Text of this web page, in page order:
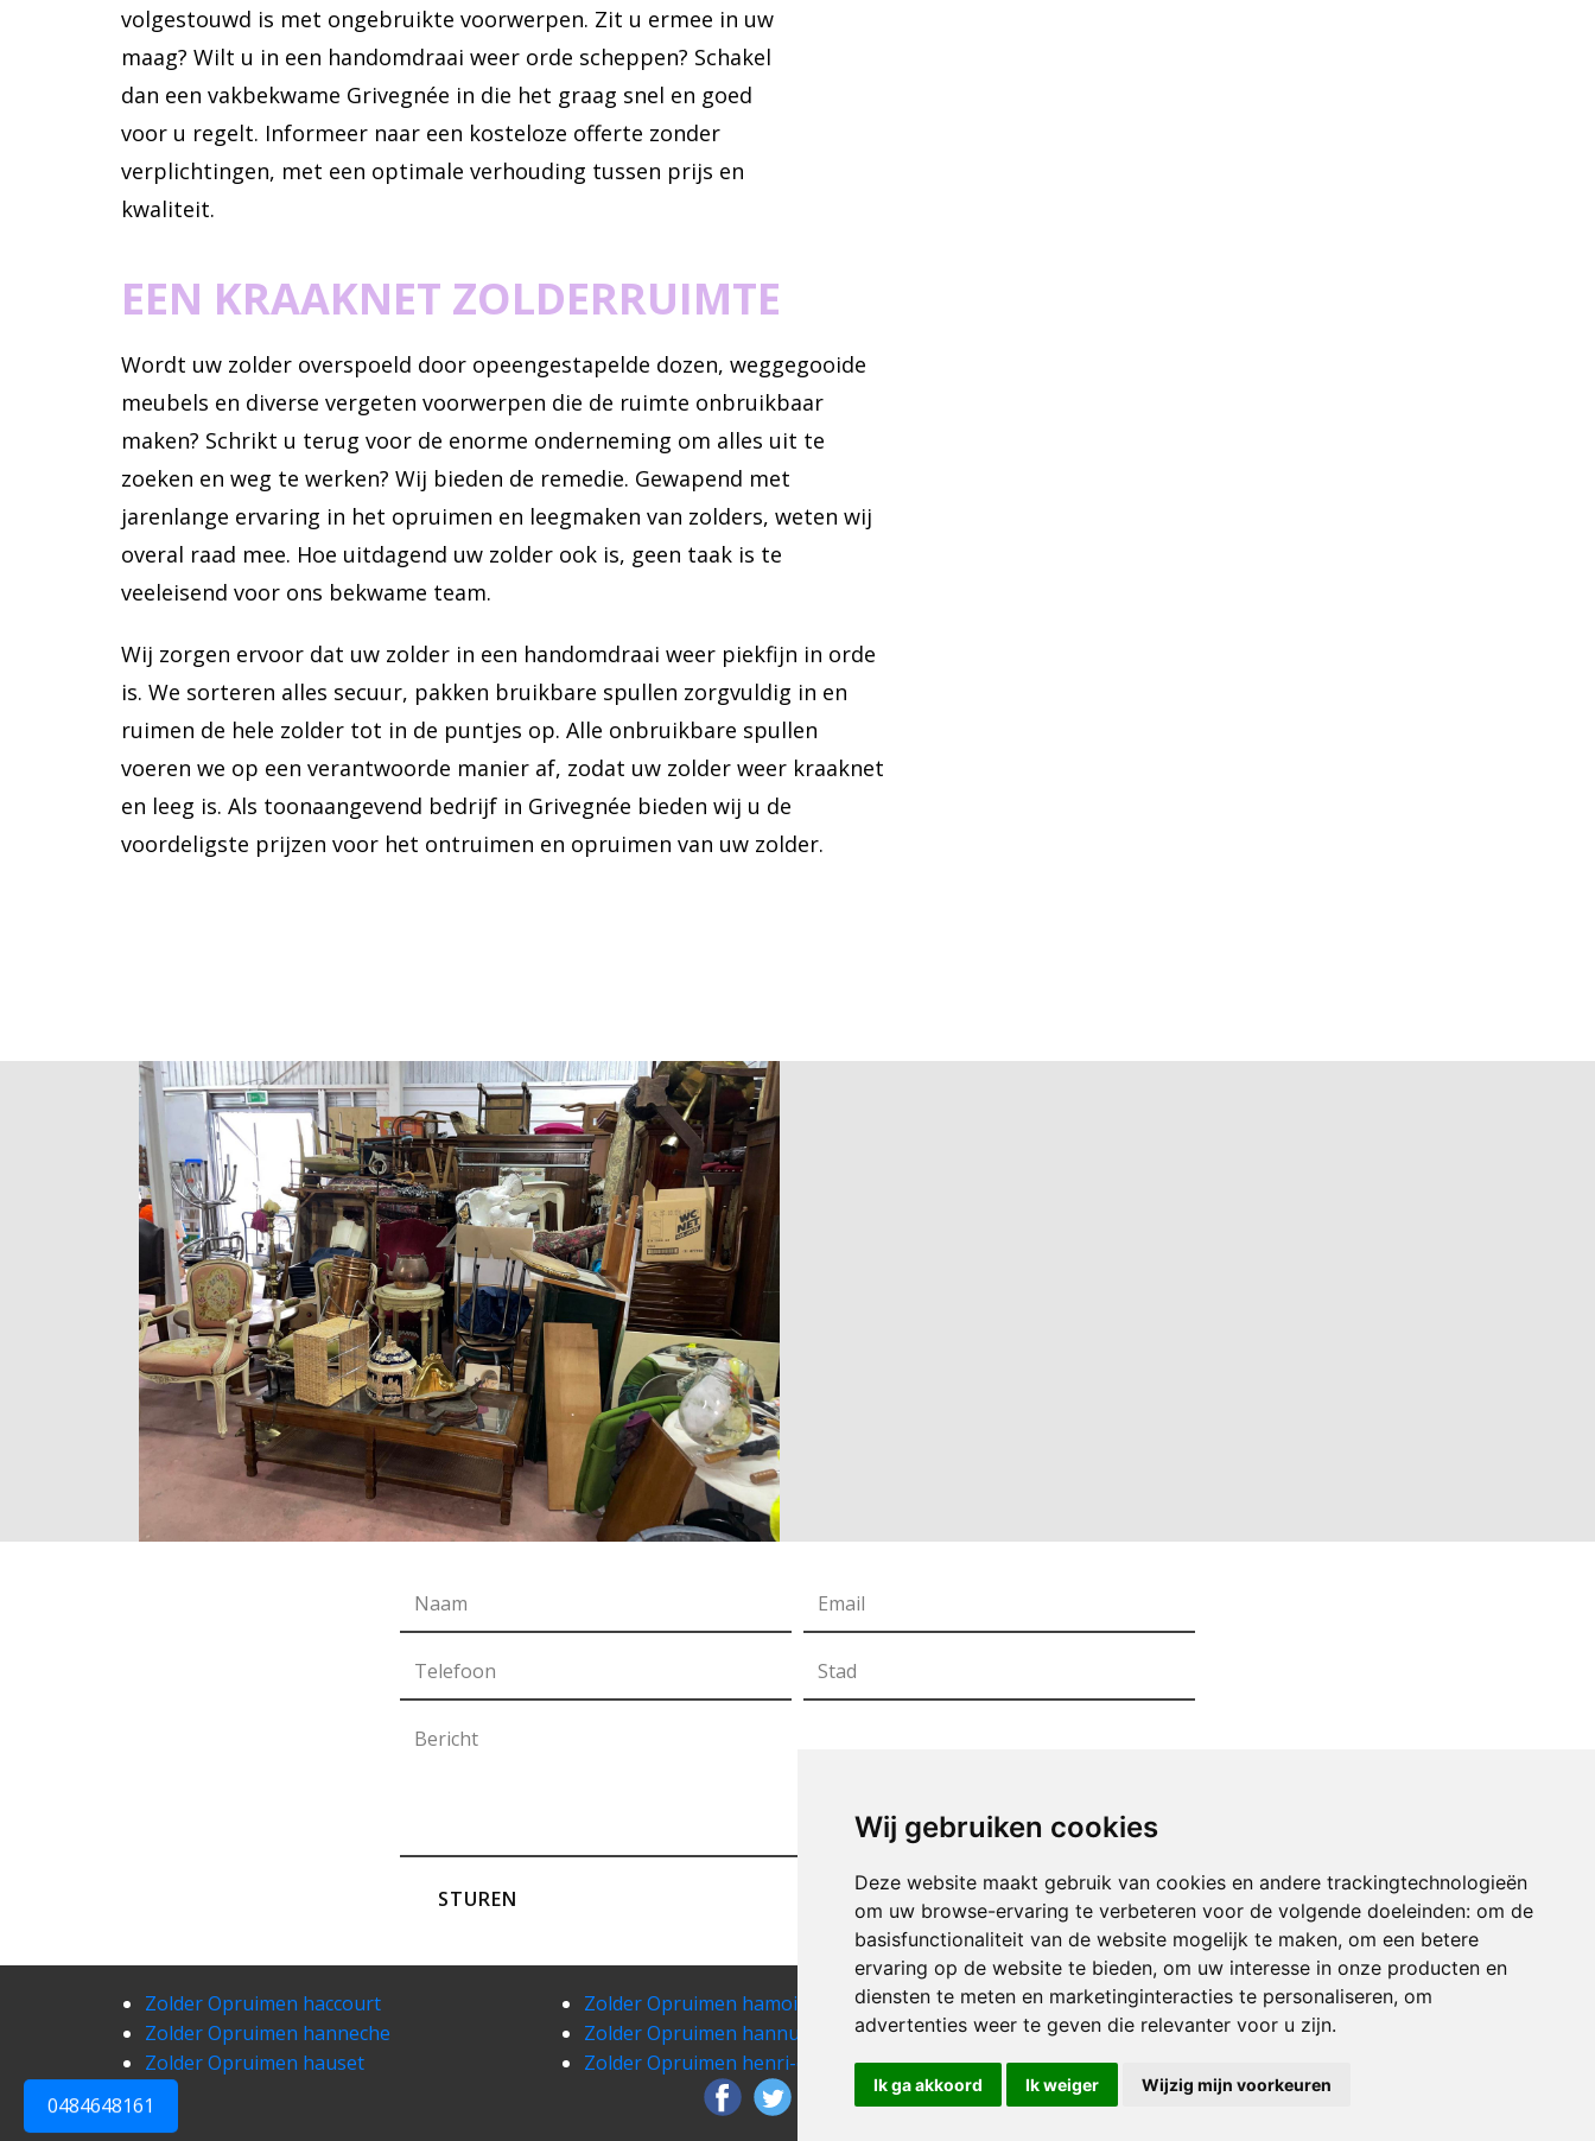
Wij gebruiken cookies
Deze website maakt gebruik van cookies en andere trackingtechnologieën
om uw browse-ervaring te verbeteren voor de volgende doeleinden: om de
basisfunctionaliteit van de website mogelijk te maken, om een betere
ervaring op de website te bieden, om uw interesse in onze producten en
diensten te meten en marketinginteracties te personaliseren, om
advertenties weer te geven die relevanter voor u zijn.
Ik ga akkoord Ik weiger Wijzig mijn voorkeuren
0484648161
volgestouwd is met ongebruikte voorwerpen. Zit u ermee in uw
maag? Wilt u in een handomdraai weer orde scheppen? Schakel
dan een vakbekwame Grivegnée in die het graag snel en goed
voor u regelt. Informeer naar een kosteloze offerte zonder
verplichtingen, met een optimale verhouding tussen prijs en
kwaliteit.
EEN KRAAKNET ZOLDERRUIMTE
Wordt uw zolder overspoeld door opeengestapelde dozen, weggegooide
meubels en diverse vergeten voorwerpen die de ruimte onbruikbaar
maken? Schrikt u terug voor de enorme onderneming om alles uit te
zoeken en weg te werken? Wij bieden de remedie. Gewapend met
jarenlange ervaring in het opruimen en leegmaken van zolders, weten wij
overal raad mee. Hoe uitdagend uw zolder ook is, geen taak is te
veeleisend voor ons bekwame team.
Wij zorgen ervoor dat uw zolder in een handomdraai weer piekfijn in orde
is. We sorteren alles secuur, pakken bruikbare spullen zorgvuldig in en
ruimen de hele zolder tot in de puntjes op. Alle onbruikbare spullen
voeren we op een verantwoorde manier af, zodat uw zolder weer kraaknet
en leeg is. Als toonaangevend bedrijf in Grivegnée bieden wij u de
voordeligste prijzen voor het ontruimen en opruimen van uw zolder.
STUREN
Zolder Opruimen haccourt Zolder Opruimen hamoir
Zolder Opruimen haneffe
Zolder Opruimen hanneche
Zolder Opruimen hannut
Zolder Opruimen harze
Zolder Opruimen hauset
Zolder Opruimen henri-chapelle Zolder Opruimen heppenbach